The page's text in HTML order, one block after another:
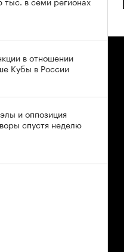
в отношении
Кубы в России
и оппозиция
спустя неделю